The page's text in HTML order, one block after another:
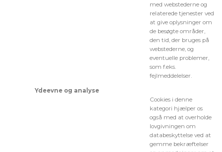
Ydeevne og analyse
med webstederne og
relaterede tjenester ved
at give oplysninger om
de besøgte områder,
den tid, der bruges på
webstederne, og
eventuelle problemer,
som f.eks.
fejlmeddelelser.
Cookies i denne
kategori hjælper os
også med at overholde
lovgivningen om
databeskyttelse ved at
gemme bekræftelser